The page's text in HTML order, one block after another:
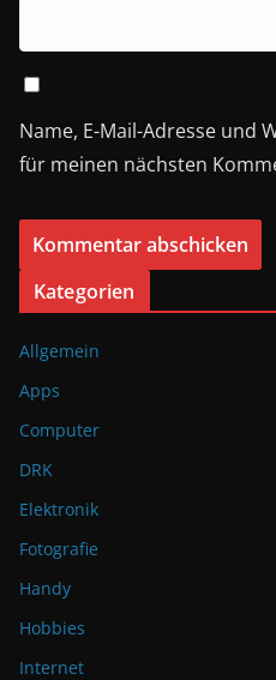
Name, E-Mail-Adresse und
für meinen nächsten
l
t
e
r
t
i
v
e
:
Kategorien
Allgemein
Apps
Computer
DRK
Elektronik
Fotografie
Handy
Hobbies
Internet